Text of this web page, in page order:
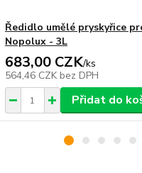
Ředidlo umělé pryskyřice
Nopolux - 3L
683,00 CZK/ks
564,46 CZK bez DPH
Přidat do